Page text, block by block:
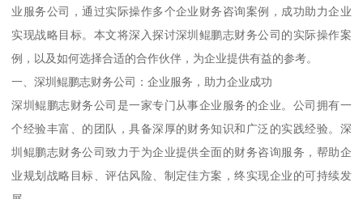
业服务公司，通过实际操作多个企业财务咨询案例，成功助力企业
实现战略目标。本文将深入探讨深圳鲲鹏志财务公司的实际操作案
例，以及如何选择合适的合作伙伴，为企业提供有益的参考。
一、深圳鲲鹏志财务公司：企业服务，助力企业成功
深圳鲲鹏志财务公司是一家专门从事企业服务的企业。公司拥有一
个经验丰富、的团队，具备深厚的财务知识和广泛的实践经验。深
圳鲲鹏志财务公司致力于为企业提供全面的财务咨询服务，帮助企
业规划战略目标、评估风险、制定佳方案，终实现企业的可持续发